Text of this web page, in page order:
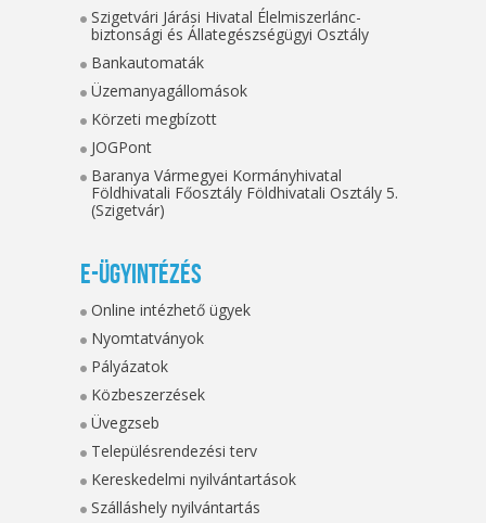
Szigetvári Járási Hivatal Élelmiszerlánc-
biztonsági és Állategészségügyi Osztály
Bankautomaták
Üzemanyagállomások
Körzeti megbízott
JOGPont
Baranya Vármegyei Kormányhivatal
Földhivatali Főosztály Földhivatali Osztály 5.
(Szigetvár)
E-ügyintézés
Online intézhető ügyek
Nyomtatványok
Pályázatok
Közbeszerzések
Üvegzseb
Településrendezési terv
Kereskedelmi nyilvántartások
Szálláshely nyilvántartás